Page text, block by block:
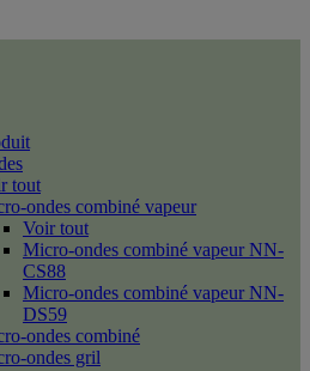
tout
ondes combiné vapeur
Voir tout
Micro-ondes combiné vapeur NN-
CS88
Micro-ondes combiné vapeur NN-
DS59
ondes combiné
ondes gril